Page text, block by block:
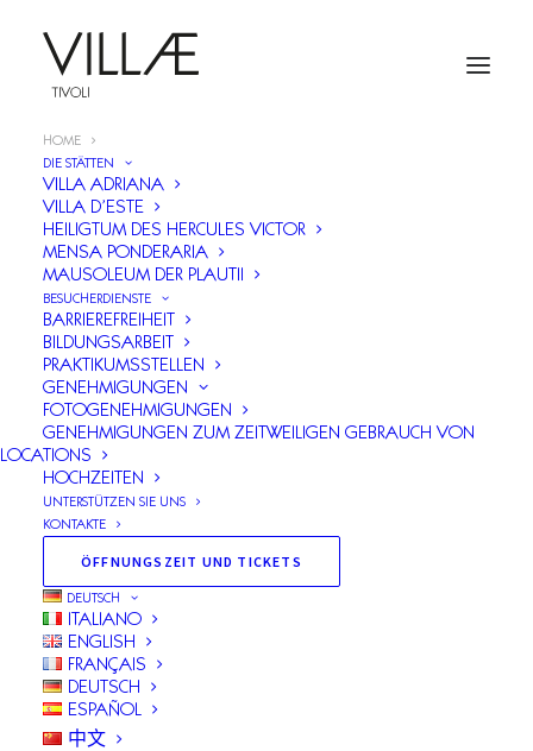
HOME
DIE STÄTTEN
VILLA ADRIANA
VILLA D’ESTE
HEILIGTUM DES HERCULES VICTOR
MENSA PONDERARIA
MAUSOLEUM DER PLAUTII
BESUCHERDIENSTE
BARRIEREFREIHEIT
BILDUNGSARBEIT
PRAKTIKUMSSTELLEN
GENEHMIGUNGEN
FOTOGENEHMIGUNGEN
GENEHMIGUNGEN ZUM ZEITWEILIGEN GEBRAUCH VON
LOCATIONS
HOCHZEITEN
UNTERSTÜTZEN SIE UNS
KONTAKTE
ÖFFNUNGSZEIT UND TICKETS
DEUTSCH
ITALIANO
ENGLISH
FRANÇAIS
DEUTSCH
ESPAÑOL
中文
SO VIELE
SEHENSWÜRDIGKEITEN
IN EINER
MUSEUMSINSTITUTION